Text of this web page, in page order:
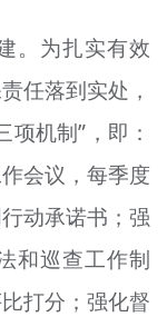
+
。为扎实有效
任落到实处，
机制”，即：
会议，每季度
动承诺书；强
和巡查工作制
打分；强化督